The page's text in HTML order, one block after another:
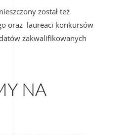
został też
oraz laureaci konkursów
zakwalifikowanych
NA